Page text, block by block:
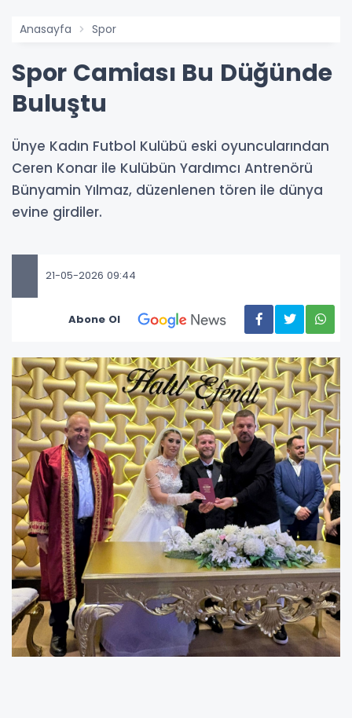
Anasayfa Spor
Spor Camiası Bu Düğünde
Buluştu
Ünye Kadın Futbol Kulübü eski oyuncularından
Ceren Konar ile Kulübün Yardımcı Antrenörü
Bünyamin Yılmaz, düzenlenen tören ile dünya
evine girdiler.
21-05-2026 09:44
Abone Ol